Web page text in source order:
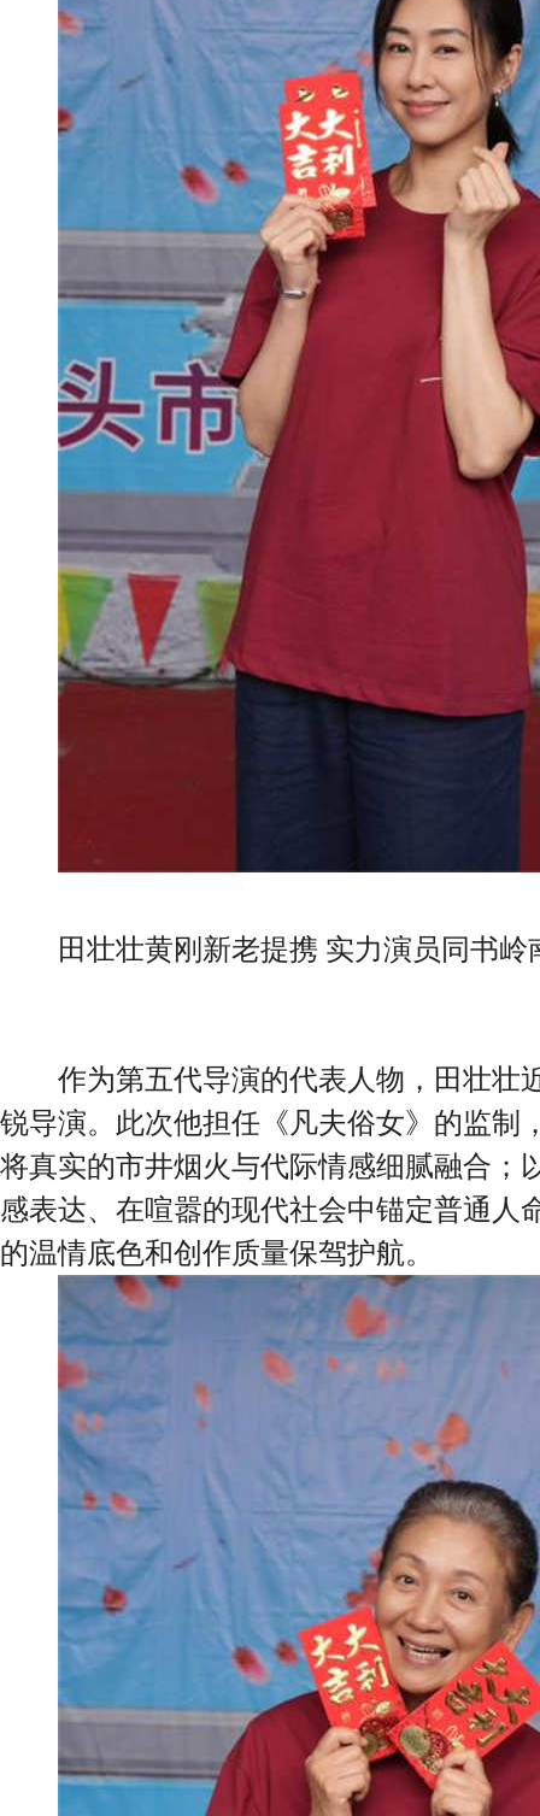
田壮壮黄刚新老提携 实力演员同书岭
作为第五代导演的代表人物，田壮壮
锐导演。此次他担任《凡夫俗女》的监制
将真实的市井烟火与代际情感细腻融合；
感表达、在喧嚣的现代社会中锚定普通人
的温情底色和创作质量保驾护航。